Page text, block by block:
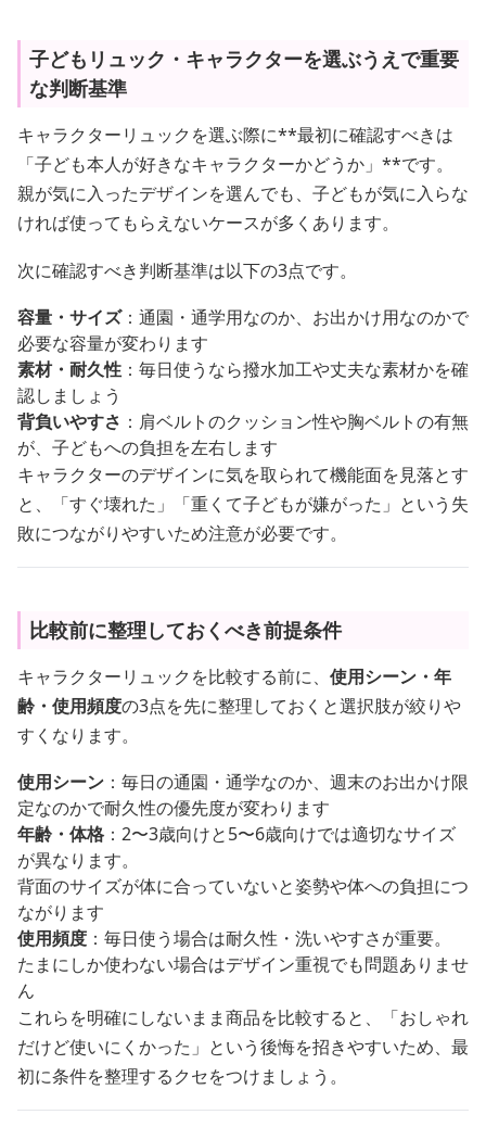
子どもリュック・キャラクターを選ぶうえで重要
な判断基準
キャラクターリュックを選ぶ際に**最初に確認すべきは
「子ども本人が好きなキャラクターかどうか」**です。
親が気に入ったデザインを選んでも、子どもが気に入らな
ければ使ってもらえないケースが多くあります。
次に確認すべき判断基準は以下の3点です。
容量・サイズ：通園・通学用なのか、お出かけ用なのかで
必要な容量が変わります
素材・耐久性 ：毎日使うなら撥水加工や丈夫な素材かを確
認しましょう
背負いやすさ ：肩ベルトのクッション性や胸ベルトの有無
が、子どもへの負担を左右します
キャラクターのデザインに気を取られて機能面を見落とす
と、「すぐ壊れた」「重くて子どもが嫌がった」という失
敗につながりやすいため注意が必要です。
比較前に整理しておくべき前提条件
キャラクターリュックを比較する前に、 使用シーン・年
齢・使用頻度の3点を先に整理しておくと選択肢が絞りや
すくなります。
使用シーン ：毎日の通園・通学なのか、週末のお出かけ限
定なのかで耐久性の優先度が変わります
年齢・体格 ：2〜3歳向けと5〜6歳向けでは適切なサイズ
が異なります。
背面のサイズが体に合っていないと姿勢や体への負担につ
ながります
使用頻度 ：毎日使う場合は耐久性・洗いやすさが重要。
たまにしか使わない場合はデザイン重視でも問題ありませ
ん
これらを明確にしないまま商品を比較すると、「おしゃれ
だけど使いにくかった」という後悔を招きやすいため、最
初に条件を整理するクセをつけましょう。